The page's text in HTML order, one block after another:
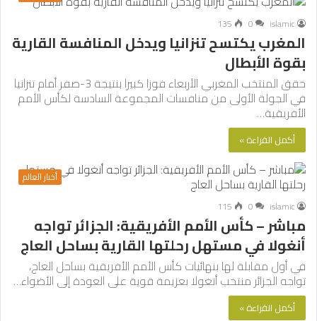
islamic
0
135
المغرب يكتسح تنزانيا ويدخل المنافسة القارية
بقوة الأبطال
حقق المنتخب المغربي الأربعاء فوزا كبيرا بنتيجة 3-صفر أمام تنزانيا
في الجولة الأولى من منافسات المجموعة السادسة لكأس الأمم
الأفريقية…
أكمل القراءة »
أخبار العالم
islamic
0
115
مباشر – كأس الأمم الأفريقية: الجزائر تواجه
أنغولا في مستهل رحلتها القارية بساحل العاج
في أول مقابلة لها بنهائيات كأس الأمم الأفريقية بساحل العاج،
تواجه الجزائر منتخب أنغولا بعزيمة قوية على العودة إلى الأضواء…
أكمل القراءة »